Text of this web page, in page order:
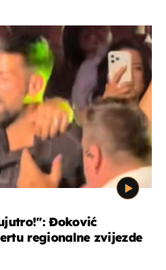
Đoković
regionalne zvijezde